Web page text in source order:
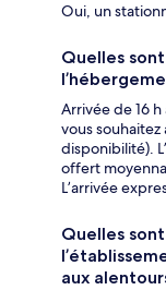
Oui, un
Quelles
Arrivée de 16
vous souhaitez
disponibilité).
offert
L’arrivée
Quelles
aux